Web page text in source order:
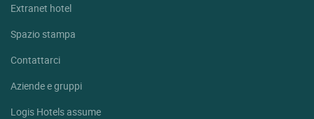
Extranet hotel
Spazio stampa
Contattarci
Aziende e gruppi
Logis Hotels assume